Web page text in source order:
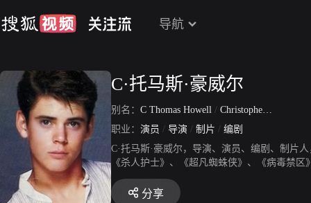
导航
C·托马斯·豪威尔
别名： C Thomas Howell / Christopher Thomas Howell
职业： 演员 / 导演 / 制片 / 编剧
C·托马斯·豪威尔，导演、演员、编剧、制片
《杀人护士》、《超凡蜘蛛侠》、《病毒禁区
分享